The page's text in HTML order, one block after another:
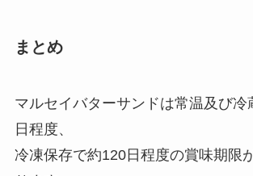
まとめ
マルセイバターサンドは常温及び冷
日程度、
冷凍保存で約120日程度の賞味期限